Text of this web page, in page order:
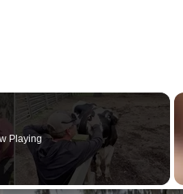
Playing